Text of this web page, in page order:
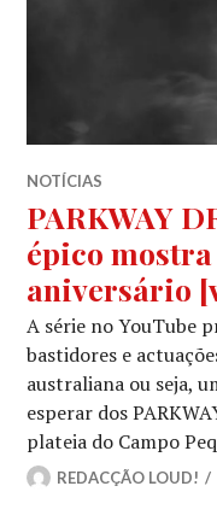
NOTÍCIAS
PARKWAY
épico mostra
aniversário
A série no YouTube
bastidores e
australiana ou seja,
esperar dos
plateia do Campo
REDACÇÃO LOUD!